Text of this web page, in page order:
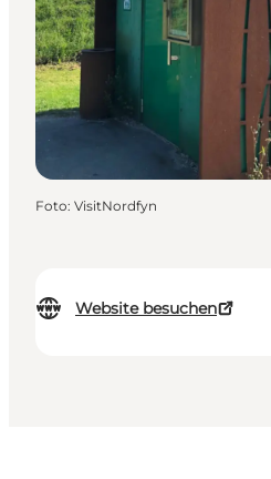
Website besuchen
Foto: VisitNordfyn